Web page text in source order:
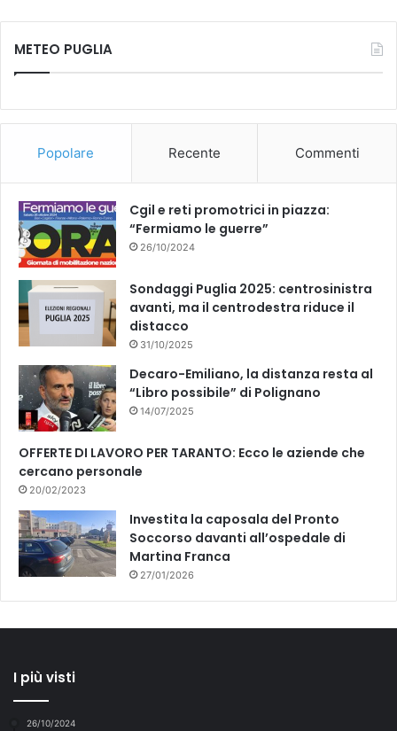
METEO PUGLIA
Popolare Recente Commenti
Cgil e reti promotrici in piazza:
“Fermiamo le guerre”
26/10/2024
Sondaggi Puglia 2025: centrosinistra
avanti, ma il centrodestra riduce il
distacco
31/10/2025
Decaro-Emiliano, la distanza resta al
“Libro possibile” di Polignano
14/07/2025
OFFERTE DI LAVORO PER TARANTO: Ecco le aziende che
cercano personale
20/02/2023
Investita la caposala del Pronto
Soccorso davanti all’ospedale di
Martina Franca
27/01/2026
I più visti
26/10/2024